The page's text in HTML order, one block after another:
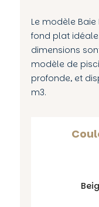
Le modèle
fond plat
dimensions
modèle de
profonde, et
m3.